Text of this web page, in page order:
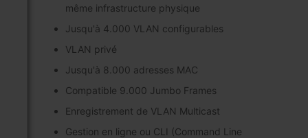
même infrastructure physique
Jusqu'à 4.000 VLAN configurables
VLAN privé
Jusqu'à 8.000 adresses MAC
Compatible 9.000 Jumbo Frames
Enregistrement de VLAN Multicast
Gestion en ligne ou CLI (Command Line